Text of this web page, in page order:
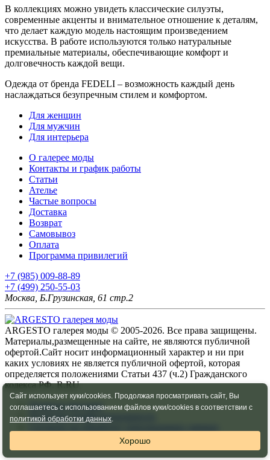
В коллекциях можно увидеть классические силуэты,
современные акценты и внимательное отношение к деталям,
что делает каждую модель настоящим произведением
искусства. В работе используются только натуральные
премиальные материалы, обеспечивающие комфорт и
долговечность каждой вещи.
Одежда от бренда FEDELI – возможность каждый день
наслаждаться безупречным стилем и комфортом.
Для женщин
Для мужчин
Для интерьера
О галерее моды
Контакты и график работы
Статьи
Ателье
Частые вопросы
Доставка
Возврат
Самовывоз
Оплата
Программа привилегий
+7 (985) 009-88-89
+7 (499) 250-55-03
Москва, Б.Грузинская, 61 стр.2
ARGESTO галерея моды © 2005-2026. Все права защищены.
Материалы,размещенные на сайте, не являются публичной
офертой.Сайт носит информационный характер и ни при
каких условиях не является публичной офертой, которая
определяется положениями Статьи 437 (ч.2) Гражданского
кодекса РФ. R.RU
Правила продажи
Политика конфидециальности
Согласие на получение рассылок
Сайт использует куки/cookies. Продолжая просматривать сайт, Вы
соглашаетесь с использованием файлов куки/cookies в соответствии с
политикой обработки данных.
Хорошо